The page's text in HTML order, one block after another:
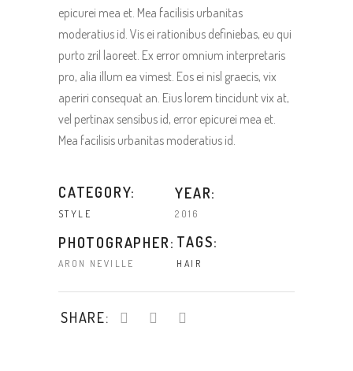
epicurei mea et. Mea facilisis urbanitas
moderatius id. Vis ei rationibus definiebas, eu qui
purto zril laoreet. Ex error omnium interpretaris
pro, alia illum ea vimest. Eos ei nisl graecis, vix
aperiri consequat an. Eius lorem tincidunt vix at,
vel pertinax sensibus id, error epicurei mea et.
Mea facilisis urbanitas moderatius id.
CATEGORY:
STYLE
YEAR:
2016
PHOTOGRAPHER:
ARON NEVILLE
TAGS:
HAIR
SHARE: